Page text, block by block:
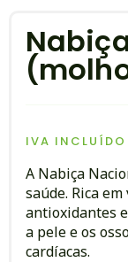
IVA
A Nabiça
saúde. Rica em
antioxidantes
a pele e os
cardíacas.